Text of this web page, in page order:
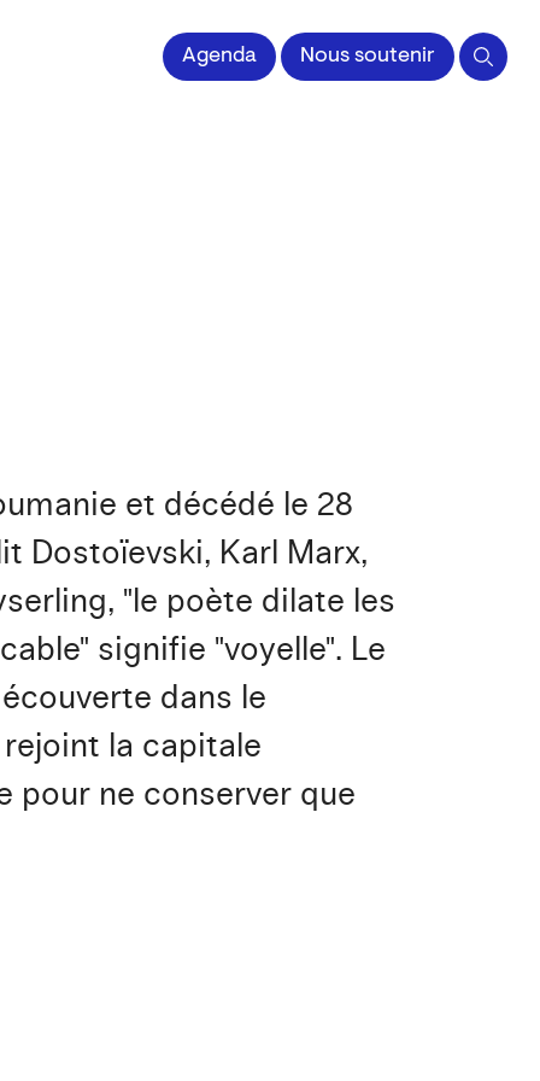
impriméeAgenda Nous soutenir
et décédé le 28
Dostoïevski, Karl Marx,
"le poète dilate les
signifie "voyelle". Le
dans le
la capitale
pour ne conserver que